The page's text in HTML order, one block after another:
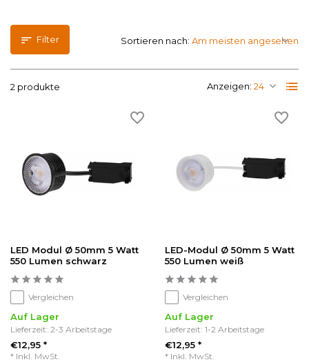
Filter
2 produkte Anzeigen:
Sortieren nach:
LED Modul Ø 50mm 5 Watt
550 Lumen schwarz
Vergleichen
Auf Lager
Lieferzeit: 2-3 Arbeitstage
€12,95 *
* Inkl. MwSt.
LED-Modul Ø 50mm 5 Watt
550 Lumen weiß
Vergleichen
Auf Lager
Lieferzeit: 1-2 Arbeitstage
€12,95 *
* Inkl. MwSt.